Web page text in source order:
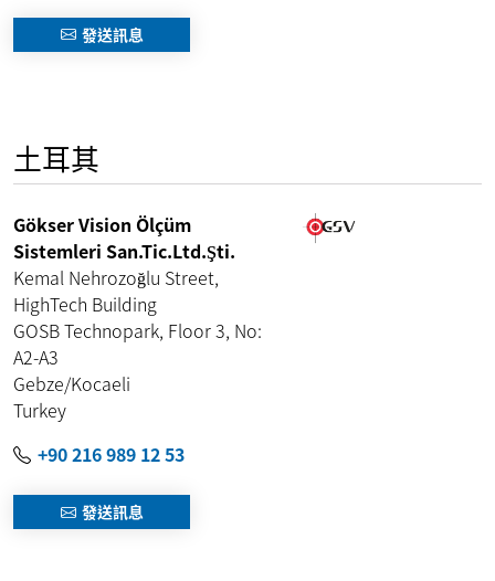
發送訊息
土耳其
Gökser Vision Ölçüm
Sistemleri San.Tic.Ltd.Şti.
Kemal Nehrozoğlu Street,
HighTech Building
GOSB Technopark, Floor 3, No:
A2-A3
Gebze/Kocaeli
Turkey
+90 216 989 12 53
發送訊息